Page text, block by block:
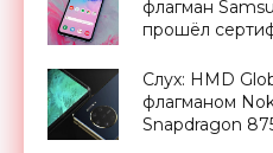
флагман
прошёл
Слух: HMD
флагманом
Snapdragon